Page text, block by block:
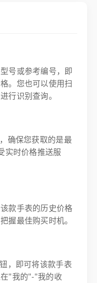
号或参考编号，即
。您也可以使用扫
行识别查询。
确保您获取的是最
实时价格推送服
款手表的历史价格
握最佳购买时机。
，即可将该款手表
"我的"-"我的收